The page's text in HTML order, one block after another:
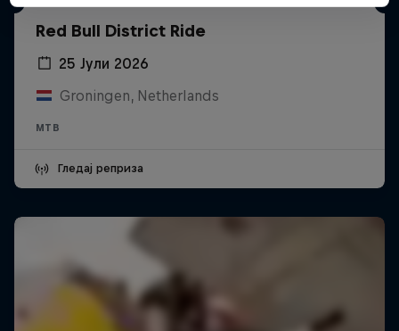
Red Bull District Ride
25 Јули 2026
Groningen, Netherlands
MTB
Гледај реприза